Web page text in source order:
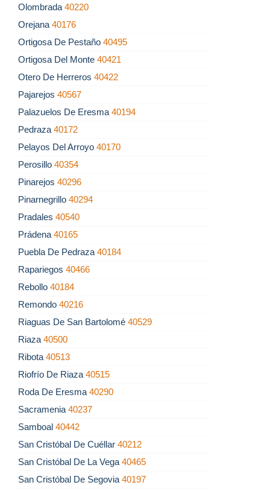
Olombrada 40220
Orejana 40176
Ortigosa De Pestaño 40495
Ortigosa Del Monte 40421
Otero De Herreros 40422
Pajarejos 40567
Palazuelos De Eresma 40194
Pedraza 40172
Pelayos Del Arroyo 40170
Perosillo 40354
Pinarejos 40296
Pinarnegrillo 40294
Pradales 40540
Prádena 40165
Puebla De Pedraza 40184
Rapariegos 40466
Rebollo 40184
Remondo 40216
Riaguas De San Bartolomé 40529
Riaza 40500
Ribota 40513
Riofrío De Riaza 40515
Roda De Eresma 40290
Sacramenia 40237
Samboal 40442
San Cristóbal De Cuéllar 40212
San Cristóbal De La Vega 40465
San Cristóbal De Segovia 40197